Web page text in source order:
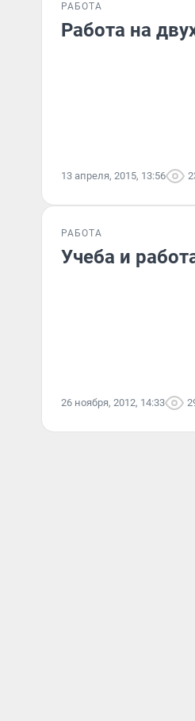
РАБОТА
Работа на
13 апреля, 2015, 13:56
РАБОТА
Учеба и
26 ноября, 2012, 14:33